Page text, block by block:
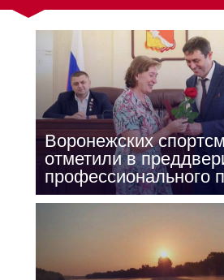
Воронежских
отметили в
профессионального